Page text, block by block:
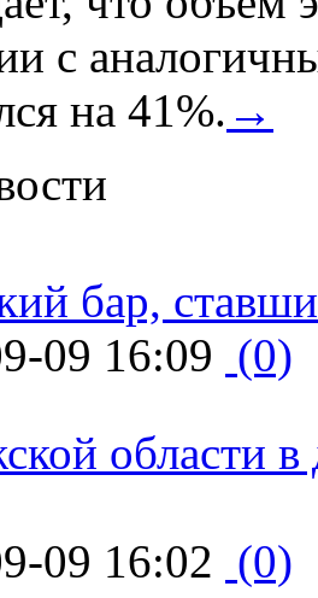
с
на 41%. →
бар,
09 16:09 (0)
области в
09 16:02 (0)